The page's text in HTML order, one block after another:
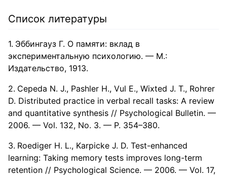
Список литературы
Эббингауз Г. О памяти: вклад в
экспериментальную психологию. — М.:
Издательство, 1913.
Cepeda N. J., Pashler H., Vul E., Wixted J. T., Rohrer
D. Distributed practice in verbal recall tasks: A review
and quantitative synthesis // Psychological Bulletin. —
2006. — Vol. 132, No. 3. — P. 354–380.
Roediger H. L., Karpicke J. D. Test-enhanced
learning: Taking memory tests improves long-term
retention // Psychological Science. — 2006. — Vol. 17,